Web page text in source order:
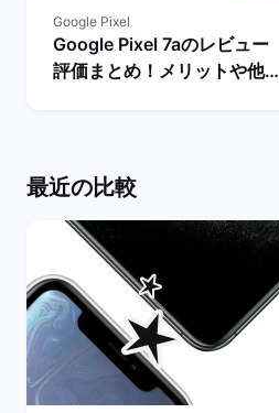
Google Pixel
Google Pixel 7aのレビュー
評価まとめ！メリットや他シ
最近の比較